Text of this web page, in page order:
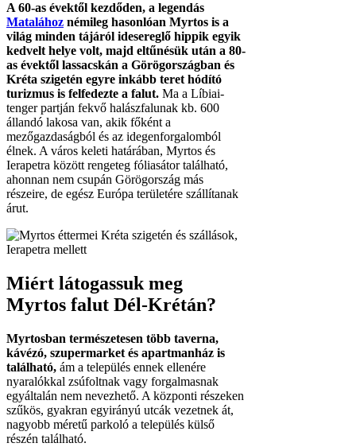
A 60-as évektől kezdőden, a legendás
Matalához némileg hasonlóan Myrtos is a
világ minden tájáról idesereglő hippik egyik
kedvelt helye volt, majd eltűnésük után a 80-
as évektől lassacskán a Görögországban és
Kréta szigetén egyre inkább teret hódító
turizmus is felfedezte a falut. Ma a Líbiai-
tenger partján fekvő halászfalunak kb. 600
állandó lakosa van, akik főként a
mezőgazdaságból és az idegenforgalomból
élnek. A város keleti határában, Myrtos és
Ierapetra között rengeteg fóliasátor található,
ahonnan nem csupán Görögország más
részeire, de egész Európa területére szállítanak
árut.
Miért látogassuk meg
Myrtos falut Dél-Krétán?
Myrtosban természetesen több taverna,
kávézó, szupermarket és apartmanház is
található, ám a település ennek ellenére
nyaralókkal zsúfoltnak vagy forgalmasnak
egyáltalán nem nevezhető. A központi részeken
szűkös, gyakran egyirányú utcák vezetnek át,
nagyobb méretű parkoló a település külső
részén található.